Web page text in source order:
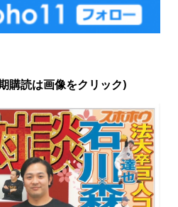
購読は画像をクリック)